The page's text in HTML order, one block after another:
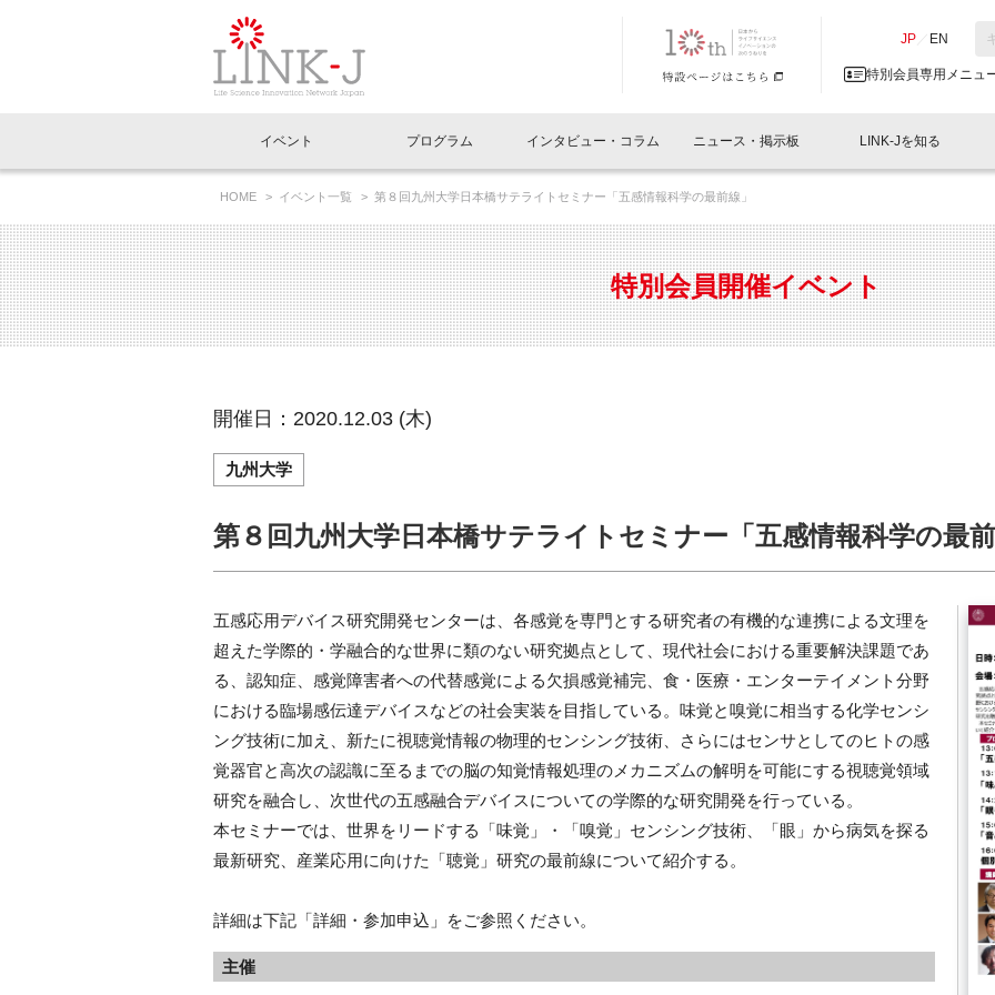
JP EN
特別会員専用メニュ
イベントお知らせメール登録
閉じる
イベント
イベント一覧
LINK-J主催・共催 特別会員開催
LINK-J協賛・協力 出展・参加
イベントレポート一覧
LINK-J主催・共催
LINK-J協賛・協力
プログラム
Out of Box相談室 What's "UNIKORN"？
インタビュー・コラム
インタビュー・コラム一覧
スペシャルインタビュー ベンチャーインタビュー 会報
連載コラム サポーターコラム 日本
ニュース・掲示板
ニュース一覧
トピック プレスリリース
メディア情報 海外関連
協賛・協力
人と情報の交流掲示板一覧
会員プレスリリース
募集
LINK-Jを知る
理事長挨拶 Why in Nihonbashi
国内外連携 サポーター紹介 事業
組織概要 パンフレット GTB
特別会員一覧 特別会員について 入会
専用メニューはこちら
ラウンジ・会議室 オフィス・ラボ 施設
アクセス
HOME イベント一覧 第８回九州大学日本橋サテライトセミナー「五感情報科学の最前線」
特別会員開催イベント
開催日：2020.12.03 (木)
九州大学
第８回九州大学日本橋サテライトセミナー「五感情報科学の最
五感応用デバイス研究開発センターは、各感覚を専門とする研究者の有機的な連携による文理を
超えた学際的・学融合的な世界に類のない研究拠点として、現代社会における重要解決課題であ
る、認知症、感覚障害者への代替感覚による欠損感覚補完、食・医療・エンターテイメント分野
における臨場感伝達デバイスなどの社会実装を目指している。味覚と嗅覚に相当する化学センシ
ング技術に加え、新たに視聴覚情報の物理的センシング技術、さらにはセンサとしてのヒトの感
覚器官と高次の認識に至るまでの脳の知覚情報処理のメカニズムの解明を可能にする視聴覚領域
研究を融合し、次世代の五感融合デバイスについての学際的な研究開発を行っている。
本セミナーでは、世界をリードする「味覚」・「嗅覚」センシング技術、「眼」から病気を探る
最新研究、産業応用に向けた「聴覚」研究の最前線について紹介する。
詳細は下記「詳細・参加申込」をご参照ください。
主催